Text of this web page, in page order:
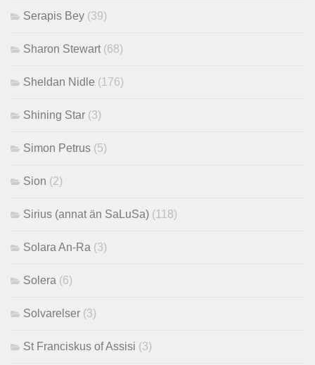
Serapis Bey (39)
Sharon Stewart (68)
Sheldan Nidle (176)
Shining Star (3)
Simon Petrus (5)
Sion (2)
Sirius (annat än SaLuSa) (118)
Solara An-Ra (3)
Solera (6)
Solvarelser (3)
St Franciskus of Assisi (3)